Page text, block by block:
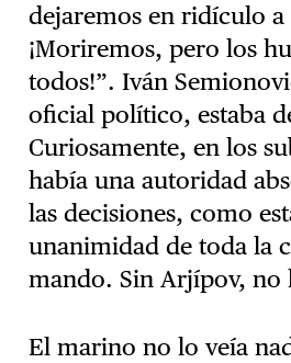
dejaremos en ridículo a
¡Moriremos, pero los
todos!”. Iván
oficial político, estaba
Curiosamente, en los
había una autoridad
las decisiones, como
unanimidad de toda la
mando. Sin Arjípov, no
El marino no lo veía